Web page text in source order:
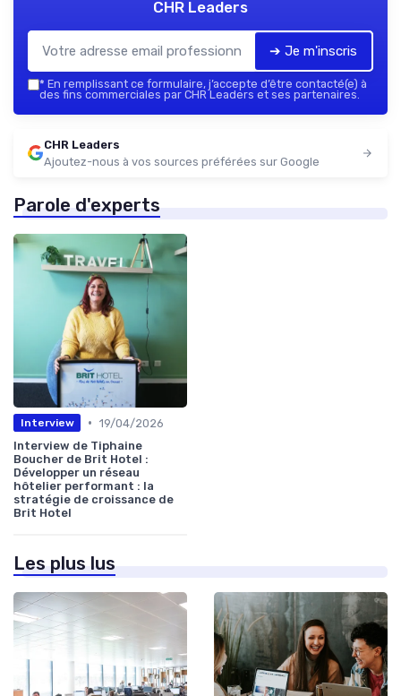
CHR Leaders
➔ Je m'inscris
* En remplissant ce formulaire, j’accepte d’être contacté(e) à
des fins commerciales par CHR Leaders et ses partenaires.
CHR Leaders
Ajoutez-nous à vos sources préférées sur Google
Parole d'experts
Interview • 19/04/2026
Interview de Tiphaine
Boucher de Brit Hotel :
Développer un réseau
hôtelier performant : la
stratégie de croissance de
Brit Hotel
Les plus lus